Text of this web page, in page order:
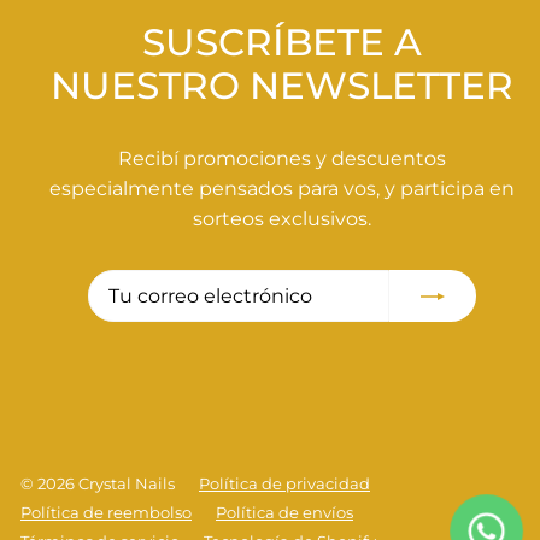
SUSCRÍBETE A
NUESTRO NEWSLETTER
Recibí promociones y descuentos
especialmente pensados para vos, y participa en
sorteos exclusivos.
Tu
Suscribir
© 2026 Crystal Nails
Política de privacidad
Política de reembolso
Política de envíos